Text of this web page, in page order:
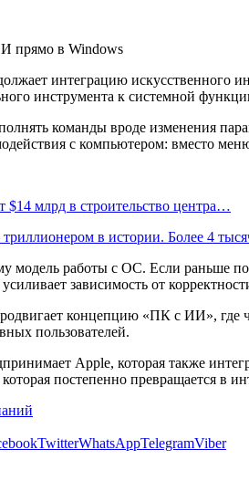
интеграцию искусственного
инструмента к системной
команды вроде изменения
с компьютером: вместо
$14 млрд в строительство центра…
в истории. Более 4
модель работы с ОС. Если раньше
зависимость от
концепцию «ПК с ИИ», где
пользователей.
Apple, которая также
постепенно превращается в
TwitterWhatsAppTelegramViber